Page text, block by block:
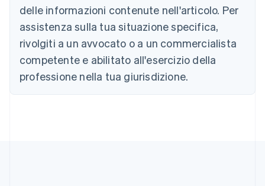
delle informazioni contenute nell'articolo. Per
assistenza sulla tua situazione specifica,
rivolgiti a un avvocato o a un commercialista
competente e abilitato all'esercizio della
professione nella tua giurisdizione.
English
Croazia
English
Danimarca
English
Emirati Arabi Uniti
Estonia